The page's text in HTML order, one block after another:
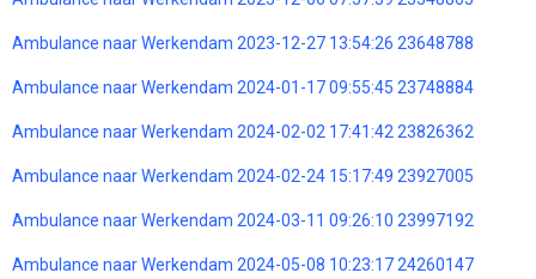
Ambulance naar Werkendam 2023-12-27 13:54:26 23648788
Ambulance naar Werkendam 2024-01-17 09:55:45 23748884
Ambulance naar Werkendam 2024-02-02 17:41:42 23826362
Ambulance naar Werkendam 2024-02-24 15:17:49 23927005
Ambulance naar Werkendam 2024-03-11 09:26:10 23997192
Ambulance naar Werkendam 2024-05-08 10:23:17 24260147